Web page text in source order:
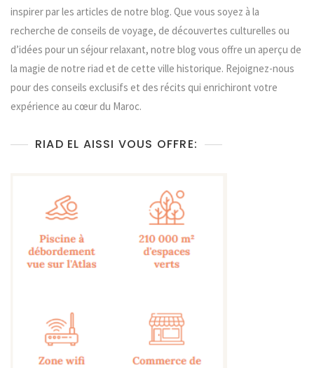
inspirer par les articles de notre blog. Que vous soyez à la
recherche de conseils de voyage, de découvertes culturelles ou
d’idées pour un séjour relaxant, notre blog vous offre un aperçu de
la magie de notre riad et de cette ville historique. Rejoignez-nous
pour des conseils exclusifs et des récits qui enrichiront votre
expérience au cœur du Maroc.
RIAD EL AISSI VOUS OFFRE: